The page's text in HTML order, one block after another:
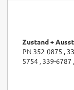
Zustand +
PN 352-0875 ,
5754 , 339-6787